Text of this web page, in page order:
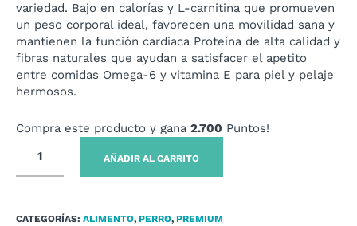
variedad. Bajo en calorías y L-carnitina que promueven
un peso corporal ideal, favorecen una movilidad sana y
mantienen la función cardiaca Proteína de alta calidad y
fibras naturales que ayudan a satisfacer el apetito
entre comidas Omega-6 y vitamina E para piel y pelaje
hermosos.
Compra este producto y gana 2.700 Puntos!
AÑADIR AL CARRITO
CATEGORÍAS: ALIMENTO, PERRO, PREMIUM